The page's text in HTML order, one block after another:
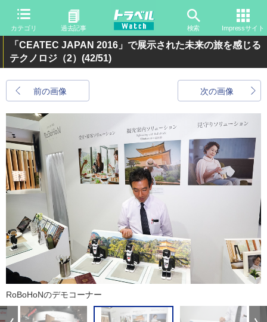
カテゴリ 過去記事 検索 Impressサイト
「CEATEC JAPAN 2016」で展示された未来の旅を感じる
テクノロジ（2） (42/51)
前の画像 次の画像
RoBoHoNのデモコーナー